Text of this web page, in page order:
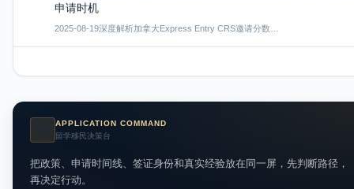
申请时机
2025-08-19深度解析加拿大Express Entry CRS邀请分数…
APPLICATION COMMAND
留学移民决策台
把政策、申请时间线、签证身份和真实经验放在同一屏，先判断路径，
再决定行动。